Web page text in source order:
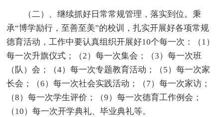
（二）、继续抓好日常常规管理，落实到位。秉
承“博学励行，至善至美”的校训，扎实开展好各项常规
德育活动，工作中要认真组织开展好10个每一次：（1）
每一次升旗仪式；（2）每一次集会；（3）每一次班
（队）会；（4）每一次专题教育活动；（5）每一次家
长会；（6）每一次社会实践活动；（7）每一次家访；
（8）每一次学生评价；（9）每一次德育工作例会；
（10）每一次开学典礼、毕业典礼等。